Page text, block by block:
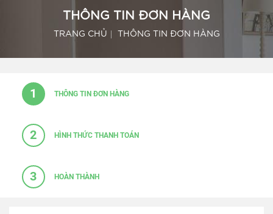
THÔNG TIN ĐƠN HÀNG
TRANG CHỦ THÔNG TIN ĐƠN HÀNG
1 THÔNG TIN ĐƠN HÀNG
2 HÌNH THỨC THANH TOÁN
3 HOÀN THÀNH